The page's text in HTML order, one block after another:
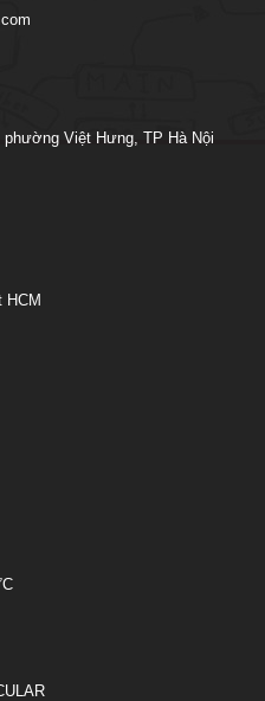
Việt Hưng, TP Hà Nội
HCM